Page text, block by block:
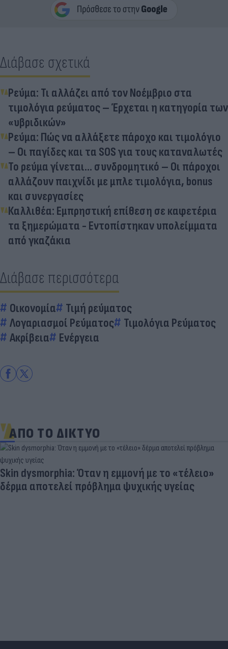
Διάβασε σχετικά
Ρεύμα: Τι αλλάζει από τον Νοέμβριο στα
τιμολόγια ρεύματος – Έρχεται η κατηγορία των
«υβριδικών»
Ρεύμα: Πώς να αλλάξετε πάροχο και τιμολόγιο
– Οι παγίδες και τα SOS για τους καταναλωτές
Το ρεύμα γίνεται… συνδρομητικό – Οι πάροχοι
αλλάζουν παιχνίδι με μπλε τιμολόγια, bonus
και συνεργασίες
Καλλιθέα: Εμπρηστική επίθεση σε καφετέρια
τα ξημερώματα - Eντοπίστηκαν υπολείμματα
από γκαζάκια
Διάβασε περισσότερα
Οικονομία
Τιμή ρεύματος
Λογαριασμοί Ρεύματος
Τιμολόγια Ρεύματος
Ακρίβεια
Ενέργεια
ΑΠΟ ΤΟ ΔΙΚΤΥΟ
Skin dysmorphia: Όταν η εμμονή με το «τέλειο»
δέρμα αποτελεί πρόβλημα ψυχικής υγείας